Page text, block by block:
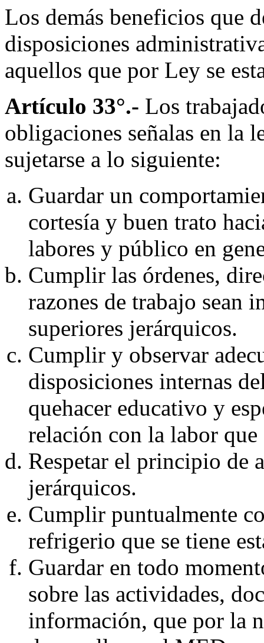
Los demás beneficios que
disposiciones
aquellos que por Ley se
Artículo 33°.- Los
obligaciones señalas en la
sujetarse a lo siguiente:
Guardar un
cortesía y buen trato
labores y público en
Cumplir las órdenes,
razones de trabajo sean
superiores jerárquicos.
Cumplir y observar
disposiciones internas
quehacer educativo y
relación con la labor que
Respetar el principio de
jerárquicos.
Cumplir puntualmente
refrigerio que se tiene
Guardar en todo
sobre las actividades,
información, que por la